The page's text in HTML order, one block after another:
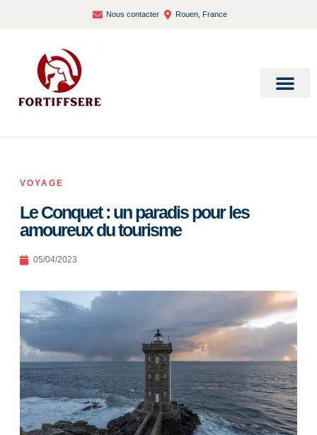
Nous contacter Rouen, France
VOYAGE
Le Conquet : un paradis pour les
amoureux du tourisme
05/04/2023